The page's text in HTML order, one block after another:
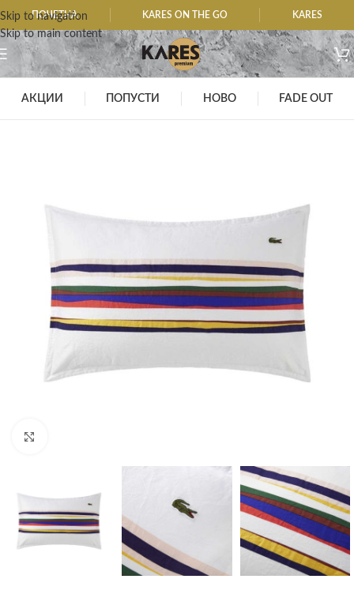
Skip to navigation
Skip to main content
ПОЧЕТНА KARES ON THE GO KARES
АКЦИИ ПОПУСТИ НОВО FADE OUT